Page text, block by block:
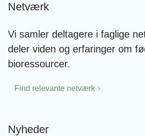
Netværk
Vi samler deltagere i faglige
deler viden og erfaringer om
bioressourcer.
Find relevante netværk
Nyheder